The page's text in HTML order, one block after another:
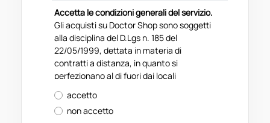
Accetta le condizioni generali del servizio.
Gli acquisti su Doctor Shop sono soggetti
alla disciplina del D.Lgs n. 185 del
22/05/1999, dettata in materia di
contratti a distanza, in quanto si
perfezionano al di fuori dai locali
commerciali.
1 DEFINIZIONI
Ai fini delle presenti condizioni generali di
accetto
non accetto